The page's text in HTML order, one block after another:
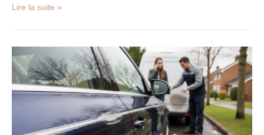
Lire la suite »
sur
votre
voiture
démarches